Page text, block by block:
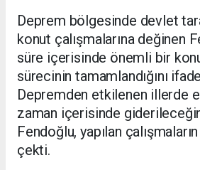
Deprem bölgesinde devlet
konut çalışmalarına değinen
süre içerisinde önemli bir
sürecinin tamamlandığını
Depremden etkilenen illerde
zaman içerisinde
Fendoğlu, yapılan
çekti.